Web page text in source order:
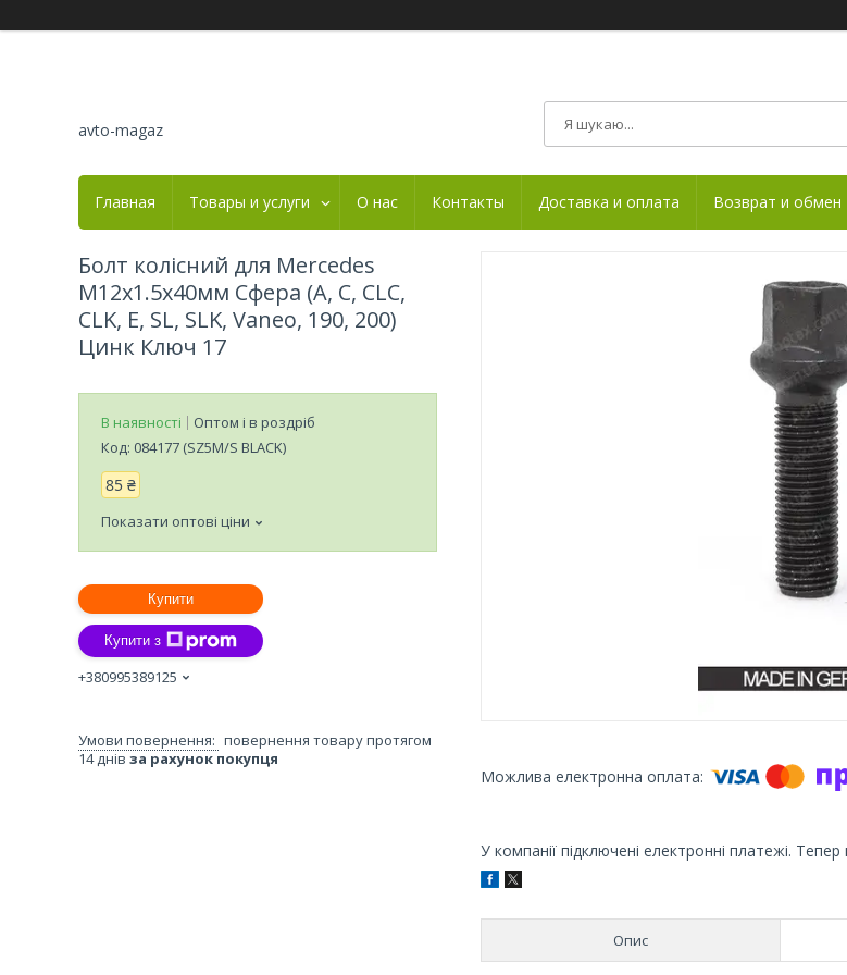
avto-magaz
Главная Товары и услуги О нас Контакты Доставка и оплата Возврат и обмен
У компанії підключені електронні платежі.
Опис
Болт колісний для Mercedes
М12х1.5х40мм Сфера (A, C, CLC,
CLK, E, SL, SLK, Vaneo, 190, 200)
Цинк Ключ 17
В наявності
Оптом і в роздріб
Код: 084177 (SZ5M/S BLACK)
85 ₴
Показати оптові ціни
Купити
Купити з
+380995389125
повернення товару протягом
14 днів за рахунок покупця